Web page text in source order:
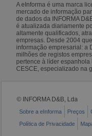
A eInforma é uma marca
mercado de informação
de dados da INFORMA
é atualizada diariamente
altamente qualificados,
empresas. Desde 2004
informação empresarial: a
milhões de registos
pertence à líder espanhola
CESCE, especializado na
© INFORMA D&B, Lda
Sobre a eInforma Preços
Política de Privacidade